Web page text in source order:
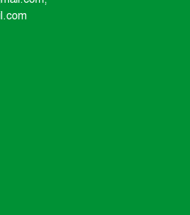
বাংলাদেশ নামে মৌচাষীদের সাথে